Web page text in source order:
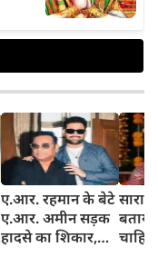
ए.आर. रहमान के बेटे
ए.आर. अमीन सड़क
हादसे का शिकार,
सारा